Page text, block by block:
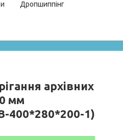
Дропшиппінг
архівних
мм
400*280*200-1)